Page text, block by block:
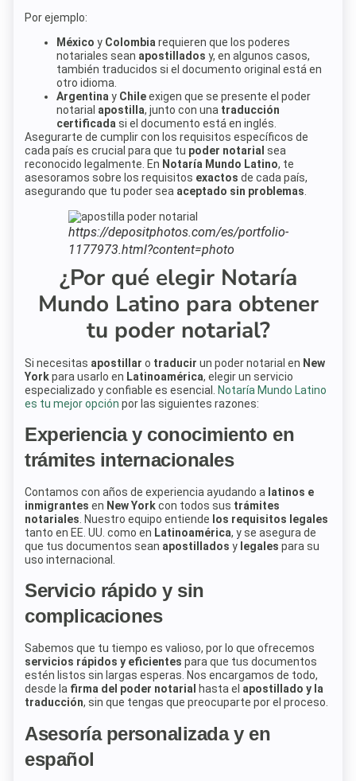
Por ejemplo:
México y Colombiarequieren que los poderes
notariales sean apostillados y, en algunos casos,
también traducidos si el documento original está en
otro idioma.
Argentinay Chileexigen que se presente el poder
notarial apostilla, junto con una traducción
certificadasi el documento está en inglés.
Asegurarte de cumplir con los requisitos específicos de
cada país es crucial para que tu poder notarial sea
reconocido legalmente. En Notaría Mundo Latino, te
asesoramos sobre los requisitos exactos de cada país,
asegurando que tu poder sea aceptado sin problemas.
https://depositphotos.com/es/portfolio-
1177973.html?content=photo
¿Por qué elegir Notaría
Mundo Latino para obtener
tu poder notarial?
Si necesitas apostillar o traducir un poder notarial en New
Yorkpara usarlo en Latinoamérica, elegir un servicio
especializado y confiable es esencial.
Notaría Mundo Latino
es tu mejor opción por las siguientes razones:
Experiencia y conocimiento en
trámites internacionales
Contamos con años de experiencia ayudando a latinos e
inmigrantes en New Yorkcon todos sus trámites
notariales . Nuestro equipo entiende los requisitos legales
tanto en EE. UU. como en Latinoamérica, y se asegura de
que tus documentos sean apostillados y legales para su
uso internacional.
Servicio rápido y sin
complicaciones
Sabemos que tu tiempo es valioso, por lo que ofrecemos
servicios rápidos y eficientes para que tus documentos
estén listos sin largas esperas. Nos encargamos de todo,
desde la firma del poder notarial hasta el apostillado y la
traducción, sin que tengas que preocuparte por el proceso.
Asesoría personalizada y en
español